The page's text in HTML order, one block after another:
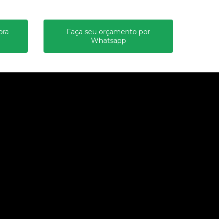
Faça seu orçamento por
Whatsapp